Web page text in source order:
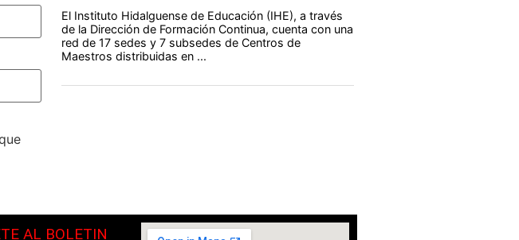
El Instituto Hidalguense de Educación (IHE), a través
de la Dirección de Formación Continua, cuenta con una
red de 17 sedes y 7 subsedes de Centros de
Maestros distribuidas en ...
AL BOLETIN